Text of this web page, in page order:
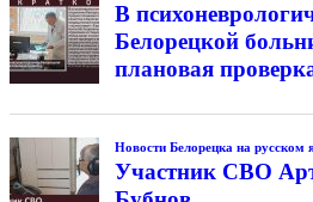
В
Белорецкой
плановая
Новости Белорецка на русском
Участник СВО